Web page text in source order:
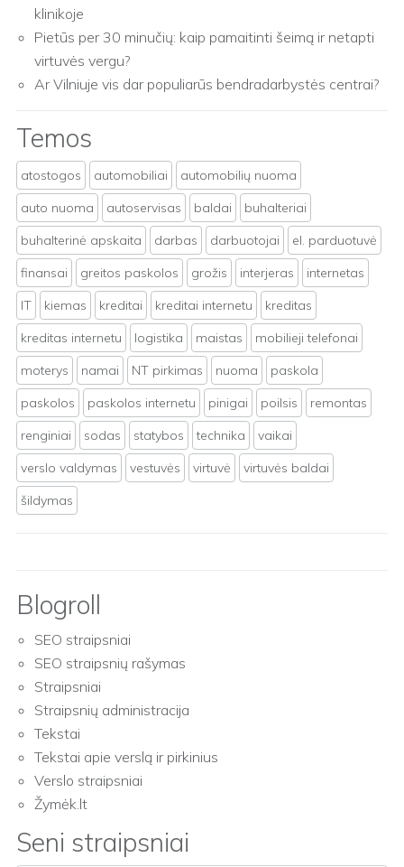
klinikoje
Pietūs per 30 minučių: kaip pamaitinti šeimą ir netapti
virtuvės vergu?
Ar Vilniuje vis dar populiarūs bendradarbystės centrai?
Temos
atostogos automobiliai
automobilių nuoma
auto nuoma
autoservisas baldai
buhalteriai
buhalterinė apskaita
darbas darbuotojai
el. parduotuvė
finansai
greitos paskolos grožis interjeras
internetas
IT
kiemas kreditai kreditai internetu
kreditas
kreditas internetu
logistika maistas
mobilieji telefonai
moterys
namai NT pirkimas nuoma
paskola
paskolos
paskolos internetu pinigai poilsis
remontas
renginiai
sodas statybos technika
vaikai
verslo valdymas
vestuvės virtuvė
virtuvės baldai
šildymas
Blogroll
SEO straipsniai
SEO straipsnių rašymas
Straipsniai
Straipsnių administracija
Tekstai
Tekstai apie verslą ir pirkinius
Verslo straipsniai
Žymėk.lt
Seni straipsniai